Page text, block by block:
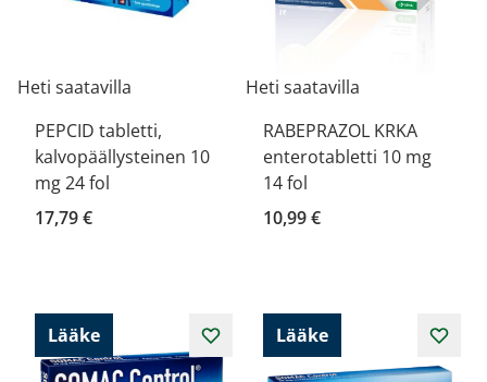
Heti saatavilla
PEPCID tabletti,
kalvopäällysteinen 10
mg 24 fol
17,79 €
Heti saatavilla
RABEPRAZOL KRKA
enterotabletti 10 mg
14 fol
10,99 €
Lääke Lääke